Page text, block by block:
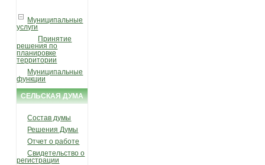
Муниципальные
услуги
Принятие
решения по
планировке
территории
Муниципальные
функции
СЕЛЬСКАЯ ДУМА
Состав думы
Решения Думы
Отчет о работе
Свидетельство о
регистрации